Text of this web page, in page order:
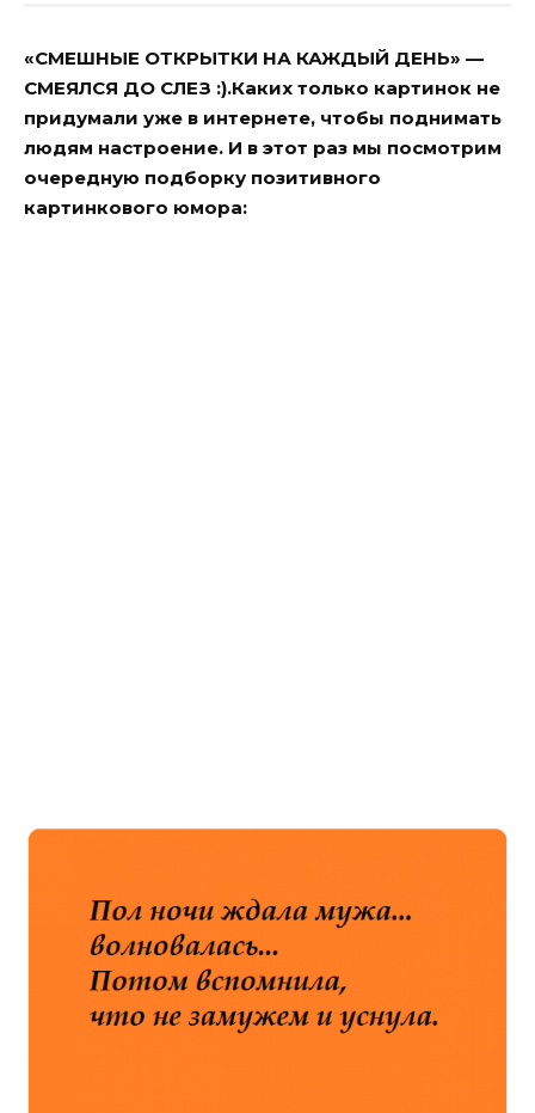
«СМЕШНЫЕ ОТКРЫТКИ НА КАЖДЫЙ ДЕНЬ» —
СМЕЯЛСЯ ДО СЛЕЗ :).Каких только картинок не
придумали уже в интернете, чтобы поднимать
людям настроение. И в этот раз мы посмотрим
очередную подборку позитивного
картинкового юмора: